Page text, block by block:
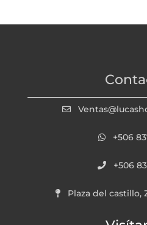
+506
+506
Plaza del castillo,